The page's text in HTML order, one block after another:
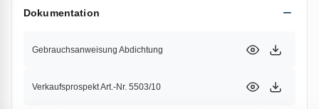
Dokumentation
Gebrauchsanweisung Abdichtung
Verkaufsprospekt Art.-Nr. 5503/10